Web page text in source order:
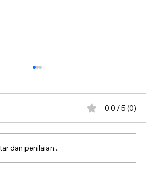
ke Palestina
0.0 / 5 (0)
dan penilaian...